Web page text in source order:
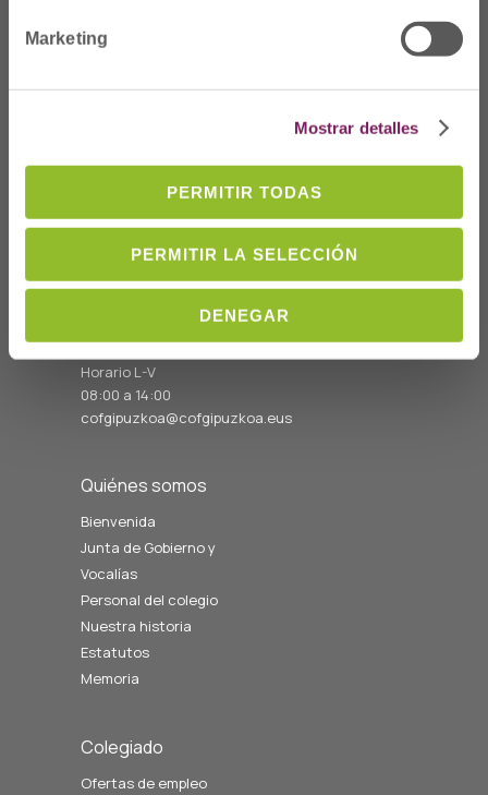
Marketing
Mostrar detalles
PERMITIR TODAS
PERMITIR LA SELECCIÓN
DENEGAR
Dónde Estamos
C/Prim 2, 1º
20006 Donostia/San
Horario L-V
08:00 a 14:00
cofgipuzkoa@cofgipuzkoa.eus
Quiénes somos
Bienvenida
Junta de Gobierno y
Vocalías
Personal del colegio
Nuestra historia
Estatutos
Memoria
Colegiado
Ofertas de empleo